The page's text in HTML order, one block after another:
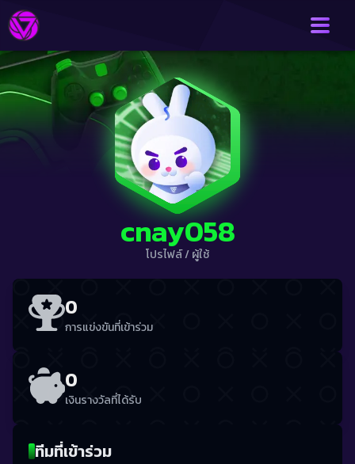
cnay058
โปรไฟล์/ผู้ใช้
0
การแข่งขันที่เข้าร่วม
0
เงินรางวัลที่ได้รับ
ทีมที่เข้าร่วม